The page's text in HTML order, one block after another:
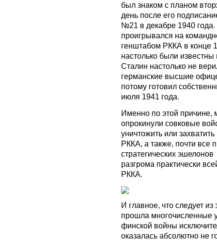
был знаком с планом
день после его
№21 в декабре 1940
проигрывался на
генштабом РККА в конце
настолько были
Сталин настолько не
германские высшие
потому готовил
июля 1941 года.
Именно по этой причине,
опрокинули совковые
уничтожить или
РККА, а также, почти все
стратегических
разгрома практически
РККА.
И главное, что следует
прошла многочисленные
финской войны
оказалась абсолютно не